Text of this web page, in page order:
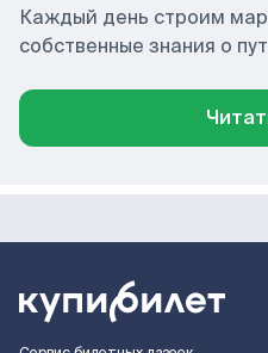
Каждый день строим
собственные знания о